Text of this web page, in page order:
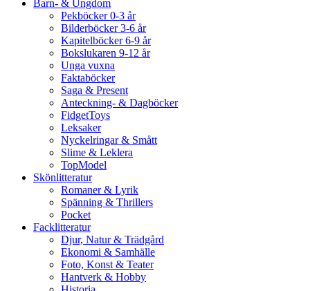
Barn- & Ungdom
Pekböcker 0-3 år
Bilderböcker 3-6 år
Kapitelböcker 6-9 år
Bokslukaren 9-12 år
Unga vuxna
Faktaböcker
Saga & Present
Anteckning- & Dagböcker
FidgetToys
Leksaker
Nyckelringar & Smått
Slime & Leklera
TopModel
Skönlitteratur
Romaner & Lyrik
Spänning & Thrillers
Pocket
Facklitteratur
Djur, Natur & Trädgård
Ekonomi & Samhälle
Foto, Konst & Teater
Hantverk & Hobby